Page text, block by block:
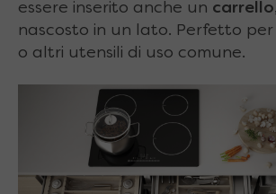
essere inserito anche un carrello
nascosto in un lato. Perfetto
o altri utensili di uso comune.